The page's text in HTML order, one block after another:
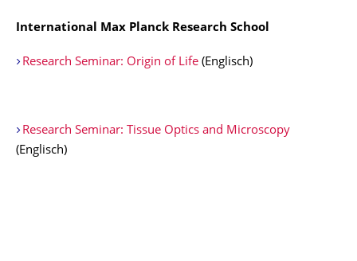
International Max Planck Research School
Research Seminar: Origin of Life (Englisch)
Research Seminar: Tissue Optics and Microscopy
(Englisch)